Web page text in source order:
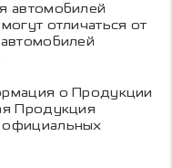
автомобилей
отличаться от
о Продукции
Продукция
официальных